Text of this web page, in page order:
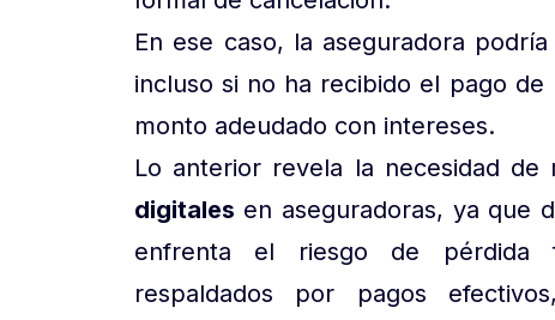
En ese caso, la aseguradora
incluso si no ha recibido el pago
monto adeudado con intereses.
Lo anterior revela la necesidad de
digitales en aseguradoras, ya que
enfrenta el riesgo de pérdida
respaldados por pagos